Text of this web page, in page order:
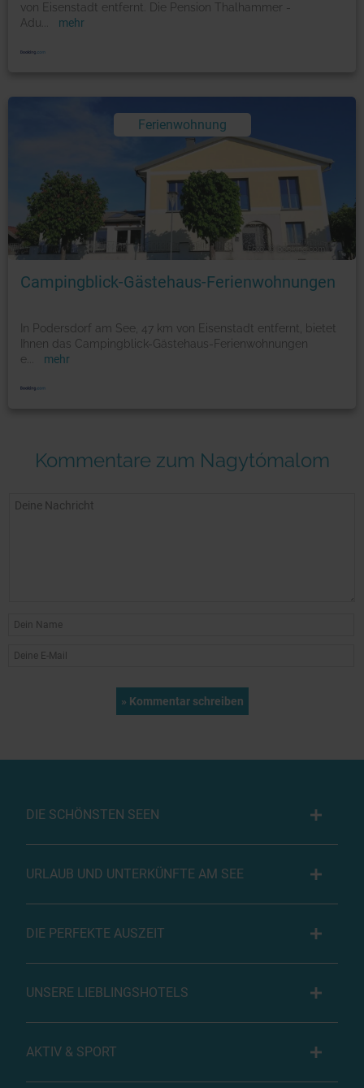
von Eisenstadt entfernt. Die Pension Thalhammer -
Adu
mehr
Ferienwohnung
Foto: © booking.com
Campingblick-Gästehaus-Ferienwohnungen
In Podersdorf am See, 47 km von Eisenstadt entfernt, bietet
Ihnen das Campingblick-Gästehaus-Ferienwohnungen
e
mehr
Kommentare zum Nagytómalom
DIE SCHÖNSTEN SEEN
URLAUB UND UNTERKÜNFTE AM SEE
DIE PERFEKTE AUSZEIT
UNSERE LIEBLINGSHOTELS
AKTIV & SPORT